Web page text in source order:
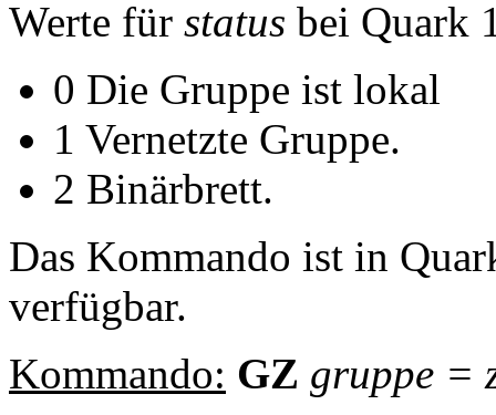
Werte für status bei Quark
0 Die Gruppe ist lokal
1 Vernetzte Gruppe.
2 Binärbrett.
Das Kommando ist in
verfügbar.
Kommando: GZ gruppe =